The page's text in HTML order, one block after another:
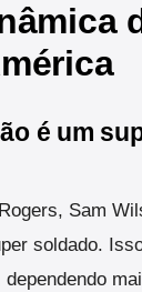
é um
Sam
soldado.